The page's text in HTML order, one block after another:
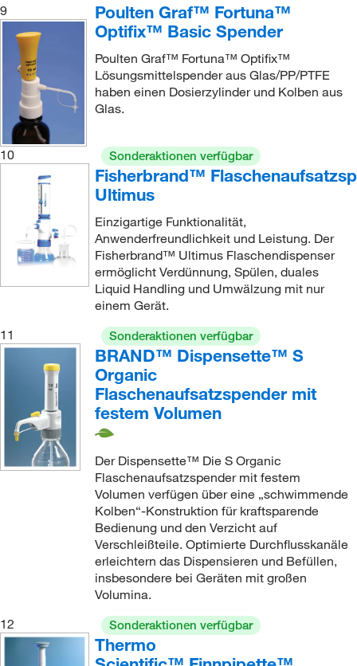
9
Poulten Graf™ Fortuna™
Optifix™ Basic Spender
Poulten Graf™ Fortuna™ Optifix™
Lösungsmittelspender aus Glas/PP/PTFE
haben einen Dosierzylinder und Kolben aus
Glas.
10 Sonderaktionen verfügbar
Fisherbrand™
Ultimus
Einzigartige Funktionalität,
Anwenderfreundlichkeit und Leistung. Der
Fisherbrand™ Ultimus Flaschendispenser
ermöglicht Verdünnung, Spülen, duales
Liquid Handling und Umwälzung mit nur
einem Gerät.
11
Sonderaktionen verfügbar
BRAND™ Dispensette™ S
Organic
Flaschenaufsatzspender mit
festem Volumen
Der Dispensette™ Die S Organic
Flaschenaufsatzspender mit festem
Volumen verfügen über eine „schwimmende
Kolben“-Konstruktion für kraftsparende
Bedienung und den Verzicht auf
Verschleißteile. Optimierte Durchflusskanäle
erleichtern das Dispensieren und Befüllen,
insbesondere bei Geräten mit großen
Volumina.
12
Sonderaktionen verfügbar
Thermo